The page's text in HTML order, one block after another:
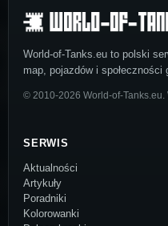
World-of-Tanks.eu to polski
map, pojazdów i
© 2010-2026 World-of-
SERWIS
Aktualności
Artykuły
Poradniki
Kolorowanki